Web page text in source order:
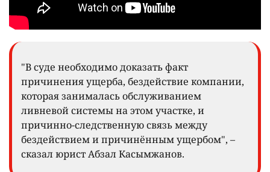
"В суде необходимо доказать факт
причинения ущерба, бездействие компании,
которая занималась обслуживанием
ливневой системы на этом участке, и
причинно-следственную связь между
бездействием и причинённым ущербом", –
сказал юрист Абзал Касымжанов.